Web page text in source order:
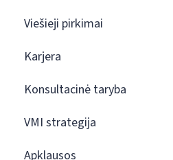
Viešieji pirkimai
Karjera
Konsultacinė taryba
VMI strategija
Apklausos